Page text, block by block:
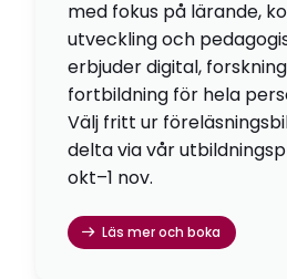
med fokus på lärande,
utveckling och
erbjuder digital,
fortbildning för hela
Välj fritt ur
delta via vår
okt–1 nov.
Läs mer och boka